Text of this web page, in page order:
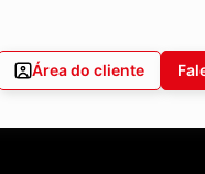
Área do cliente